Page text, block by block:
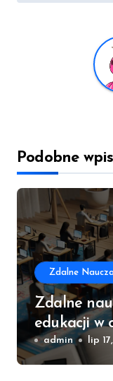
Podobne
Zdalne
Zdalne
edukacji w
admin lip